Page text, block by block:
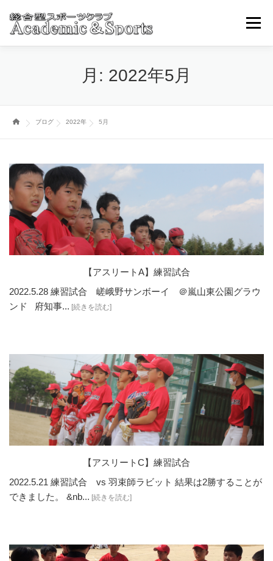
メニュ
アカスポについて スポーツ事業部
月: 2022年5月
ブログ 2022年 5月
【アスリートA】練習試合
2022.5.28 練習試合 嵯峨野サンボーイ ＠嵐山東公園グラウ
ンド 府知事... [続きを読む]
【アスリートC】練習試合
2022.5.21 練習試合 vs 羽束師ラビット 結果は2勝することが
できました。 &nb... [続きを読む]